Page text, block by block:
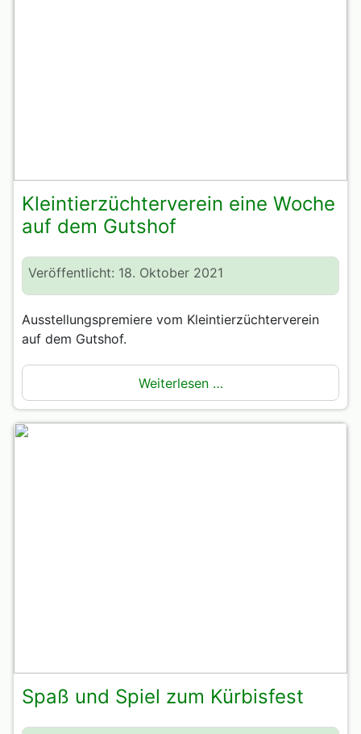
Kleintierzüchterverein eine Woche
auf dem Gutshof
Veröffentlicht: 18. Oktober 2021
Ausstellungspremiere vom Kleintierzüchterverein
auf dem Gutshof.
Weiterlesen …
Spaß und Spiel zum Kürbisfest